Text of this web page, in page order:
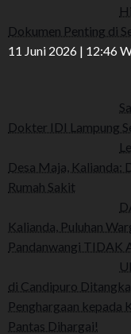
Dokumen Penting di
11 Juni 2026 | 12:46
Dokter IDI Lampung
Desa Maja, Kalianda:
Rumah Sakit
Kalianda, Puluhan
Pandanwangi TIDAK
di Candipuro
Penghargaan kepada
Pantas Dihargai!